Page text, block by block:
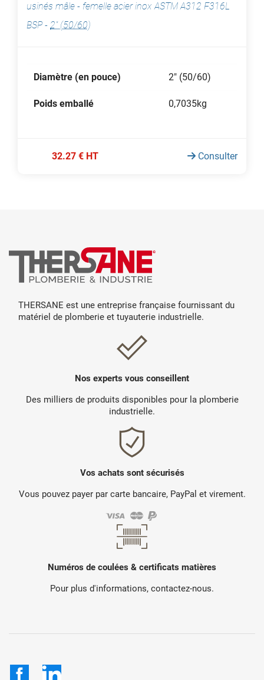
usinés mâle - femelle acier inox ASTM A312 F316L
BSP- 2" (50/60)
Diamètre (en pouce) 2" (50/60)
Poids emballé 0,7035kg
32.27 € HT Consulter
THERSANE est une entreprise française fournissant du
matériel de plomberie et tuyauterie industrielle.
Nos experts vous conseillent
Des milliers de produits disponibles pour la plomberie
industrielle.
Vos achats sont sécurisés
Vous pouvez payer par carte bancaire, PayPal et virement.
Numéros de coulées & certificats matières
Pour plus d'informations, contactez-nous.
FacebookLinkedIn